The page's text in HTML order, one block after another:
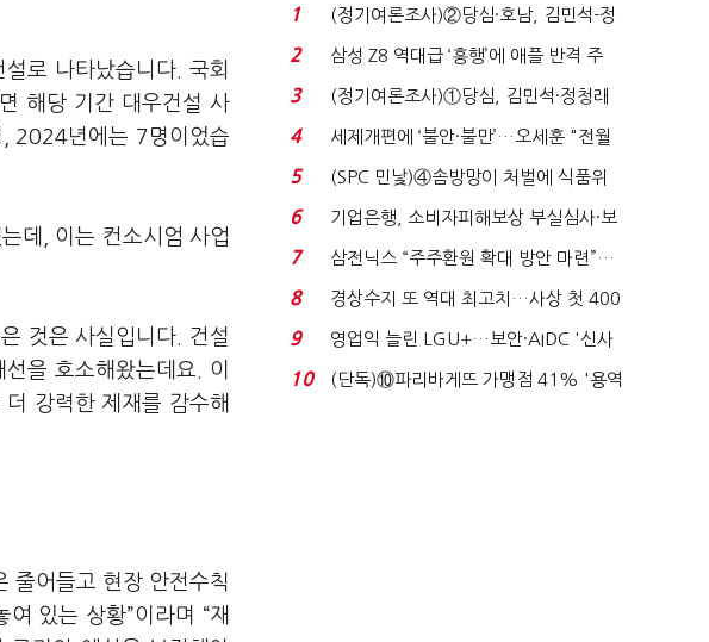
로 나타났습니다. 국회
해당 기간 대우건설 사
2024년에는 7명이었습
데, 이는 컨소시엄 사업
것은 사실입니다. 건설
을 호소해왔는데요. 이
강력한 제재를 감수해
줄어들고 현장 안전수칙
있는 상황”이라며 “재
1
(정기여론조사)②당심·호남, 김민석-정
청래 '초접전'...
2
삼성 Z8 역대급 ‘흥행’에 애플 반격 주
목…9월 ‘폴...
3
(정기여론조사)①당심, 김민석·정청래
'초접전'…대통령 ...
4
세제개편에 ‘불안·불만’…오세훈 "전월
세 구하기 더 ...
5
(SPC 민낯)④솜방망이 처벌에 식품위
생법 위반 반복...
6
기업은행, 소비자피해보상 부실심사·보
이스피싱 공시 ...
7
삼전닉스 “주주환원 확대 방안 마련”…
로이터에 성명...
8
경상수지 또 역대 최고치…사상 첫 400
억달러에 '3% 성...
9
영업익 늘린 LGU+…보안·AIDC '신사
업 드라이브'...
10
(단독)⑩파리바게뜨 가맹점 41% '용역